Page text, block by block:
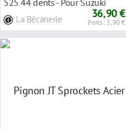
La Bécanerie 36,90 €
Ports : 5,90 €